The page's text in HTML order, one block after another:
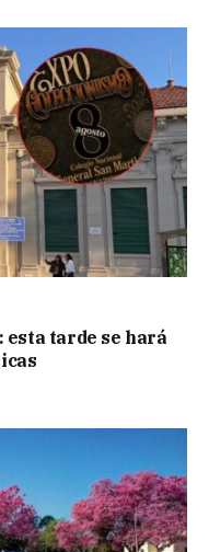
tarde se hará